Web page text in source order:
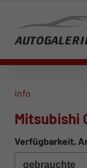
info
Mitsubishi
Verfügbarkeit,